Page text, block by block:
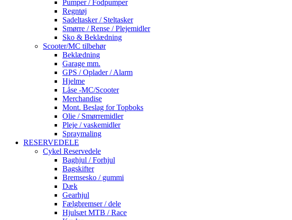
Pumper / Fodpumper
Regntøj
Sadeltasker / Steltasker
Smørre / Rense / Plejemidler
Sko & Beklædning
Scooter/MC tilbehør
Beklædning
Garage mm.
GPS / Oplader / Alarm
Hjelme
Låse -MC/Scooter
Merchandise
Mont. Beslag for Topboks
Olie / Smørremidler
Pleje / vaskemidler
Spraymaling
RESERVEDELE
Cykel Reservedele
Baghjul / Forhjul
Bagskifter
Bremsesko / gummi
Dæk
Gearhjul
Fælgbremser / dele
Hjulsæt MTB / Race